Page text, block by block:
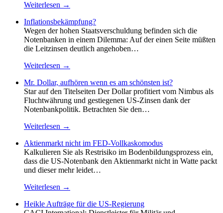
Weiterlesen →
Inflationsbekämpfung?
Wegen der hohen Staatsverschuldung befinden sich die
Noten­banken in einem Dilemma: Auf der einen Seite müßten
die Leitzinsen deutlich angehoben…
Weiterlesen →
Mr. Dollar, aufhören wenn es am schönsten ist?
Star auf den Titelseiten Der Dollar profitiert vom Nimbus als
Fluchtwährung und ge­stiegenen US-Zinsen dank der
Notenbankpolitik. Betrachten Sie den…
Weiterlesen →
Aktienmarkt nicht im FED-Vollkaskomodus
Kalkulieren Sie als Restrisiko im Bodenbildungsprozess ein,
dass die US-Notenbank den Aktienmarkt nicht in Watte packt
und dieser mehr leidet…
Weiterlesen →
Heikle Aufträge für die US-Regierung